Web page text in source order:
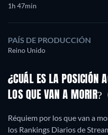
1h 47min
PAÍS DE PRODUCCIÓN
Reino Unido
¿CUÁL ES LA POSICIÓN
LOS QUE VAN A MORIR?
Réquiem por los que van a
los Rankings Diarios de